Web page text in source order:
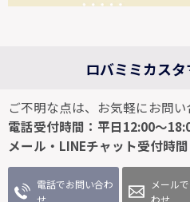
ロバミミカス
ご不明な点は、お気軽にお問い
電話受付時間：平日12:00～
メール・LINEチャット受付時
電話でお問い合わ
せ
メール
わせ